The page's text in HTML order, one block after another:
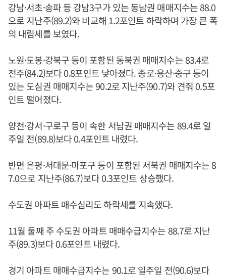
강남·서초·송파 등 강남3구가 있는 동남권 매매지수는 88.0
으로 지난주(89.2)와 비교해 1.2포인트 하락하며 가장 큰 폭
의 내림세를 보였다.
노원·도봉·강북구 등이 포함된 동북권 매매지수는 83.4로
전주(84.2)보다 0.8포인트 낮아졌다. 종로·용산·중구 등이
있는 도심권 매매지수는 90.2로 지난주(90.7)와 견줘 0.5포
인트 떨어졌다.
양천·강서·구로구 등이 속한 서남권 매매지수는 89.4로 일
주일 전(89.8)보다 0.4포인트 내렸다.
반면 은평·서대문·마포구 등이 포함된 서북권 매매지수는 8
7.0으로 지난주(86.7)보다 0.3포인트 상승했다.
수도권 아파트 매수심리도 하락세를 지속했다.
11월 둘째 주 수도권 아파트 매매수급지수는 88.7로 지난
주(89.3)보다 0.6포인트 내렸다.
경기 아파트 매매수급지수는 90.1로 일주일 전(90.6)보다